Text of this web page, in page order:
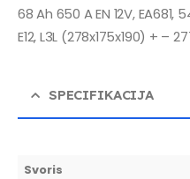
68 Ah 650 A EN 12V, EA681,
E12, L3L (278x175x190) + –
SPECIFIKACIJA
Svoris